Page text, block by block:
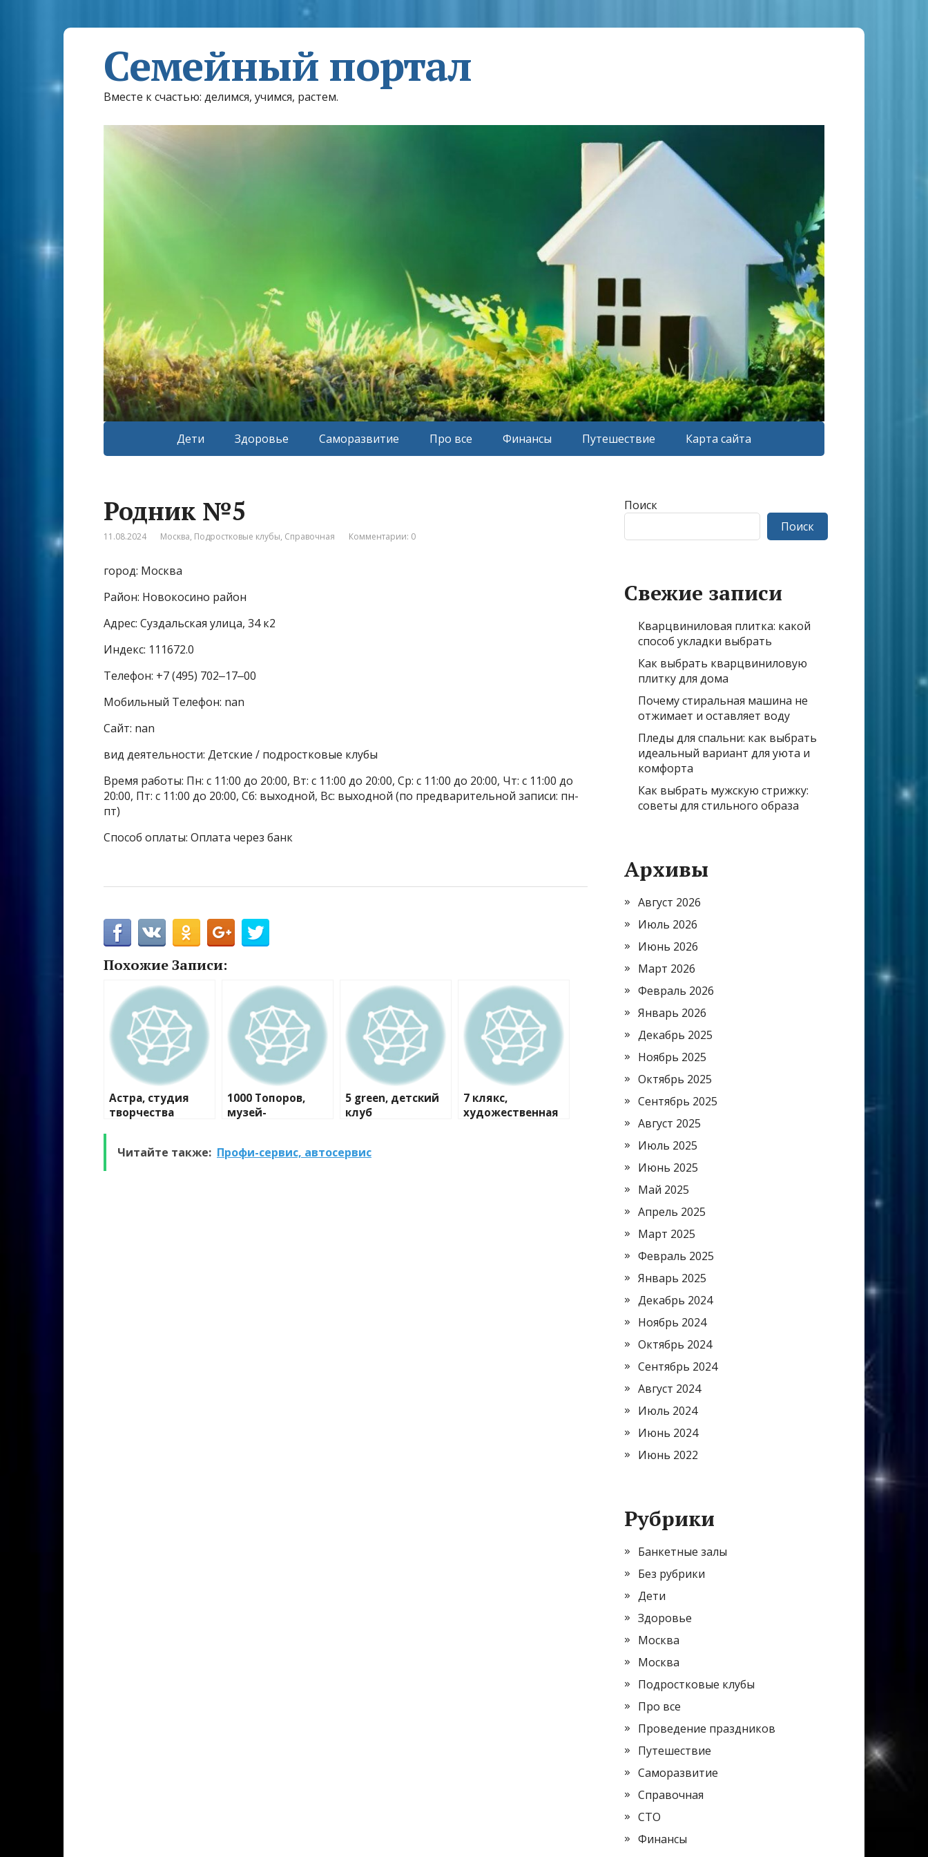
Семейный портал
Вместе к счастью: делимся, учимся, растем.
Дети Здоровье Саморазвитие Про все Финансы Путешествие Карта сайта
Родник №5
11.08.2024 Москва, Подростковые клубы, Справочная Комментарии: 0
город: Москва
Район: Новокосино район
Адрес: Суздальская улица, 34 к2
Индекс: 111672.0
Телефон: +7 (495) 702‒17‒00
Мобильный Телефон: nan
Сайт: nan
вид деятельности: Детские / подростковые клубы
Время работы: Пн: с 11:00 до 20:00, Вт: с 11:00 до 20:00, Ср: с 11:00 до 20:00, Чт: с 11:00 до
20:00, Пт: с 11:00 до 20:00, Сб: выходной, Вс: выходной (по предварительной записи: пн-
пт)
Способ оплаты: Оплата через банк
Похожие Записи:
Астра, студия
творчества
1000 Топоров,
музей-
5 green, детский
клуб
7 клякс,
художественная
Читайте также: Профи-сервис, автосервис
Поиск
Поиск
Свежие записи
Кварцвиниловая плитка: какой
способ укладки выбрать
Как выбрать кварцвиниловую
плитку для дома
Почему стиральная машина не
отжимает и оставляет воду
Пледы для спальни: как выбрать
идеальный вариант для уюта и
комфорта
Как выбрать мужскую стрижку:
советы для стильного образа
Архивы
Август 2026
Июль 2026
Июнь 2026
Март 2026
Февраль 2026
Январь 2026
Декабрь 2025
Ноябрь 2025
Октябрь 2025
Сентябрь 2025
Август 2025
Июль 2025
Июнь 2025
Май 2025
Апрель 2025
Март 2025
Февраль 2025
Январь 2025
Декабрь 2024
Ноябрь 2024
Октябрь 2024
Сентябрь 2024
Август 2024
Июль 2024
Июнь 2024
Июнь 2022
Рубрики
Банкетные залы
Без рубрики
Дети
Здоровье
Москва
Москва
Подростковые клубы
Про все
Проведение праздников
Путешествие
Саморазвитие
Справочная
СТО
Финансы